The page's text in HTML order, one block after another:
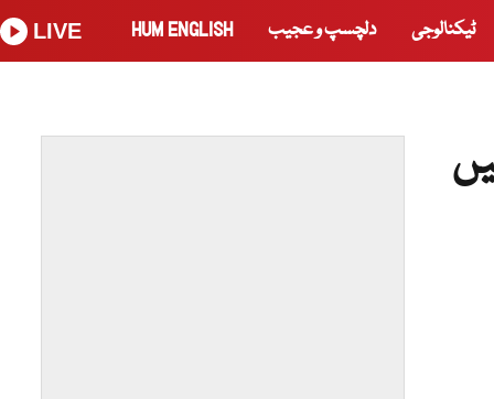
ٹیکنالوجی دلچسپ و عجیب HUM ENGLISH
LIVE